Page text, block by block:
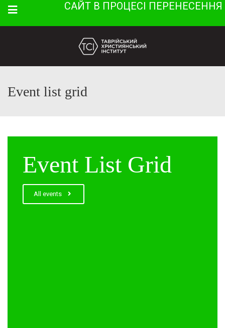
Menu САЙТ В ПРОЦЕСІ ПЕРЕНЕСЕННЯ
Event list grid
Event List Grid
All events